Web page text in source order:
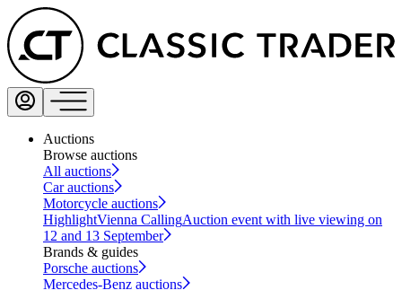
Auctions
Browse auctions
All auctions
Car auctions
Motorcycle auctions
HighlightVienna CallingAuction event with live viewing on
12 and 13 September
Brands & guides
Porsche auctions
Mercedes-Benz auctions